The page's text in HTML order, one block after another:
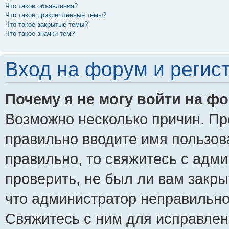
Что такое объявления?
Что такое прикрепленные темы?
Что такое закрытые темы?
Что такое значки тем?
Вход на форум и
Почему я не могу войти на
Возможно несколько причин.
правильно вводите имя
правильно, то свяжитесь с
проверить, не был ли вам
что администратор
Свяжитесь с ним для